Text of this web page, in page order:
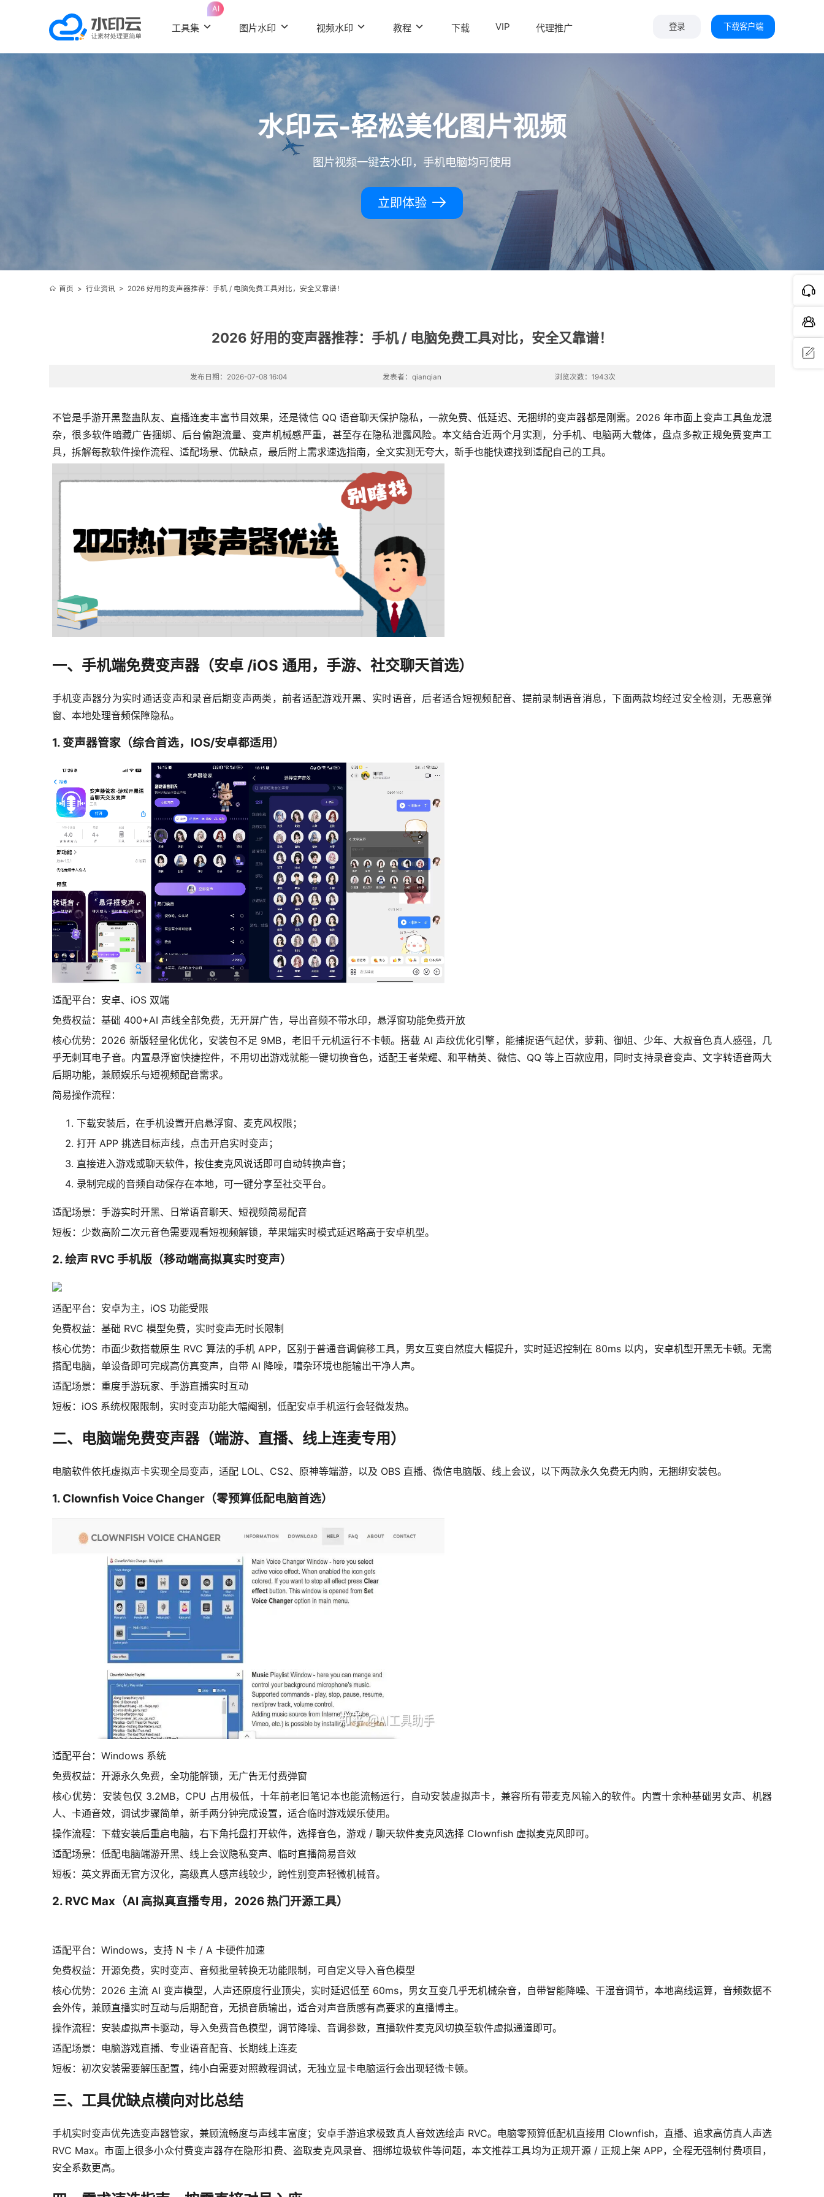
工具集
AI
图片水印 视频水印 教程 下载 VIP 代理推广 登录 下载客户端
水印云-轻松美化图片视频
图片视频一键去水印，手机电脑均可使用
立即体验
首页 > 行业资讯> 2026 好用的变声器推荐：手机 / 电脑免费工具对比，安全又靠谱！
2026 好用的变声器推荐：手机 / 电脑免费工具对比，安全又靠谱！
发布日期：2026-07-08 16:04 发表者：qianqian 浏览次数：1943次
不管是手游开黑整蛊队友、直播连麦丰富节目效果，还是微信 QQ 语音聊天保护隐私，一款免费、低延迟、无捆绑的变声器都是刚需。2026 年市面上变声工具鱼龙混
杂，很多软件暗藏广告捆绑、后台偷跑流量、变声机械感严重，甚至存在隐私泄露风险。本文结合近两个月实测，分手机、电脑两大载体，盘点多款正规免费变声工
具，拆解每款软件操作流程、适配场景、优缺点，最后附上需求速选指南，全文实测无夸大，新手也能快速找到适配自己的工具。
一、手机端免费变声器（安卓 /iOS 通用，手游、社交聊天首选）
手机变声器分为实时通话变声和录音后期变声两类，前者适配游戏开黑、实时语音，后者适合短视频配音、提前录制语音消息，下面两款均经过安全检测，无恶意弹
窗、本地处理音频保障隐私。
1. 变声器管家（综合首选，IOS/安卓都适用）
适配平台：安卓、iOS 双端
免费权益：基础 400+AI 声线全部免费，无开屏广告，导出音频不带水印，悬浮窗功能免费开放
核心优势：2026 新版轻量化优化，安装包不足 9MB，老旧千元机运行不卡顿。搭载 AI 声纹优化引擎，能捕捉语气起伏，萝莉、御姐、少年、大叔音色真人感强，几
乎无刺耳电子音。内置悬浮窗快捷控件，不用切出游戏就能一键切换音色，适配王者荣耀、和平精英、微信、QQ 等上百款应用，同时支持录音变声、文字转语音两大
后期功能，兼顾娱乐与短视频配音需求。
简易操作流程：
下载安装后，在手机设置开启悬浮窗、麦克风权限；
打开 APP 挑选目标声线，点击开启实时变声；
直接进入游戏或聊天软件，按住麦克风说话即可自动转换声音；
录制完成的音频自动保存在本地，可一键分享至社交平台。
适配场景：手游实时开黑、日常语音聊天、短视频简易配音
短板：少数高阶二次元音色需要观看短视频解锁，苹果端实时模式延迟略高于安卓机型。
2. 绘声 RVC 手机版（移动端高拟真实时变声）
适配平台：安卓为主，iOS 功能受限
免费权益：基础 RVC 模型免费，实时变声无时长限制
核心优势：市面少数搭载原生 RVC 算法的手机 APP，区别于普通音调偏移工具，男女互变自然度大幅提升，实时延迟控制在 80ms 以内，安卓机型开黑无卡顿。无需
搭配电脑，单设备即可完成高仿真变声，自带 AI 降噪，嘈杂环境也能输出干净人声。
适配场景：重度手游玩家、手游直播实时互动
短板：iOS 系统权限限制，实时变声功能大幅阉割，低配安卓手机运行会轻微发热。
二、电脑端免费变声器（端游、直播、线上连麦专用）
电脑软件依托虚拟声卡实现全局变声，适配 LOL、CS2、原神等端游，以及 OBS 直播、微信电脑版、线上会议，以下两款永久免费无内购，无捆绑安装包。
1. Clownfish Voice Changer（零预算低配电脑首选）
适配平台：Windows 系统
免费权益：开源永久免费，全功能解锁，无广告无付费弹窗
核心优势：安装包仅 3.2MB，CPU 占用极低，十年前老旧笔记本也能流畅运行，自动安装虚拟声卡，兼容所有带麦克风输入的软件。内置十余种基础男女声、机器
人、卡通音效，调试步骤简单，新手两分钟完成设置，适合临时游戏娱乐使用。
操作流程：下载安装后重启电脑，右下角托盘打开软件，选择音色，游戏 / 聊天软件麦克风选择 Clownfish 虚拟麦克风即可。
适配场景：低配电脑端游开黑、线上会议隐私变声、临时直播简易音效
短板：英文界面无官方汉化，高级真人感声线较少，跨性别变声轻微机械音。
2. RVC Max（AI 高拟真直播专用，2026 热门开源工具）
适配平台：Windows，支持 N 卡 / A 卡硬件加速
免费权益：开源免费，实时变声、音频批量转换无功能限制，可自定义导入音色模型
核心优势：2026 主流 AI 变声模型，人声还原度行业顶尖，实时延迟低至 60ms，男女互变几乎无机械杂音，自带智能降噪、干湿音调节，本地离线运算，音频数据不
会外传，兼顾直播实时互动与后期配音，无损音质输出，适合对声音质感有高要求的直播博主。
操作流程：安装虚拟声卡驱动，导入免费音色模型，调节降噪、音调参数，直播软件麦克风切换至软件虚拟通道即可。
适配场景：电脑游戏直播、专业语音配音、长期线上连麦
短板：初次安装需要解压配置，纯小白需要对照教程调试，无独立显卡电脑运行会出现轻微卡顿。
三、工具优缺点横向对比总结
手机实时变声优先选变声器管家，兼顾流畅度与声线丰富度；安卓手游追求极致真人音效选绘声 RVC。电脑零预算低配机直接用 Clownfish，直播、追求高仿真人声选
RVC Max。市面上很多小众付费变声器存在隐形扣费、盗取麦克风录音、捆绑垃圾软件等问题，本文推荐工具均为正规开源 / 正规上架 APP，全程无强制付费项目，
安全系数更高。